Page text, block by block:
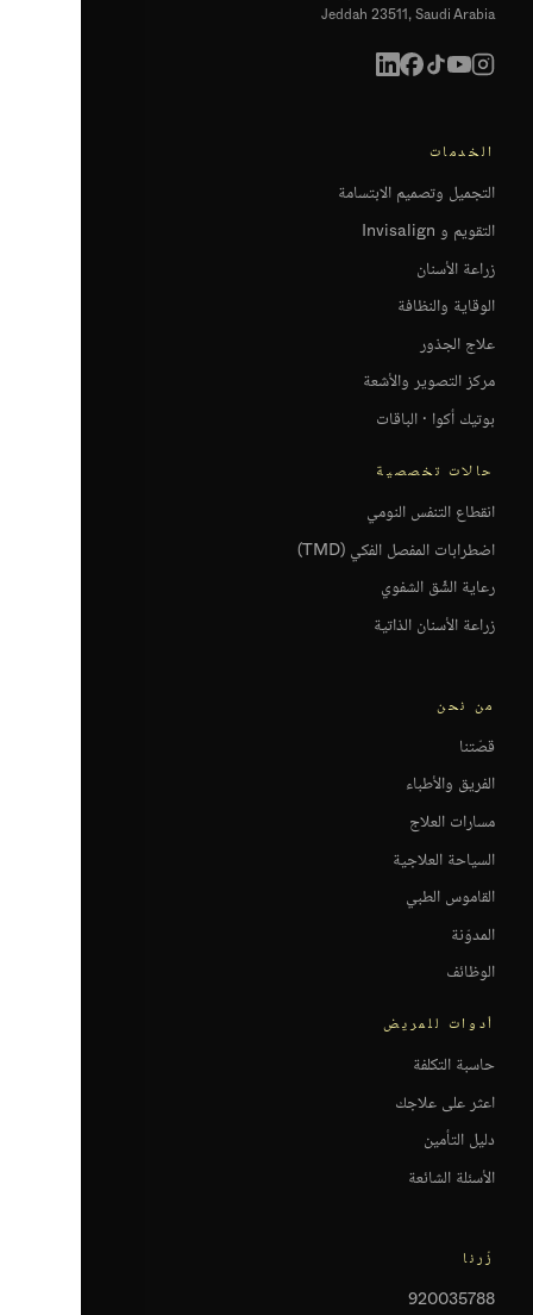
Jeddah 23511, Saudi Arabia
الخدمات
التجميل وتصميم الابتسامة
التقويم و Invisalign
زراعة الأسنان
الوقاية والنظافة
علاج الجذور
مركز التصوير والأشعة
بوتيك أكوا · الباقات
حالات تخصصية
انقطاع التنفس النومي
اضطرابات المفصل الفكي (TMD)
رعاية الشِّق الشفوي
زراعة الأسنان الذاتية
من نحن
قصّتنا
الفريق والأطباء
مسارات العلاج
السياحة العلاجية
القاموس الطبي
المدوّنة
الوظائف
أدوات للمريض
حاسبة التكلفة
اعثر على علاجك
دليل التأمين
الأسئلة الشائعة
زُرنا
920035788